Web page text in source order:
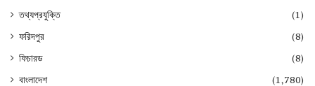
তথ্যপ্রযুক্তি
(1)
ফরিদপুর
(8)
ফিচারড
(8)
বাংলাদেশ
(1,780)